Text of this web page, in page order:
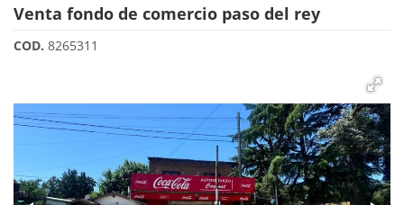
Venta fondo de comercio paso del rey
COD. 8265311